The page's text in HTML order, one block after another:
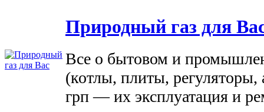
Природный газ для
Все о бытовом и
(котлы, плиты, регуляторы,
грп — их эксплуатация и